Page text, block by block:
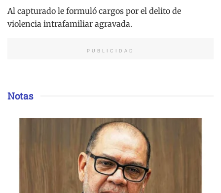
Al capturado le formuló cargos por el delito de
violencia intrafamiliar agravada.
PUBLICIDAD
Notas